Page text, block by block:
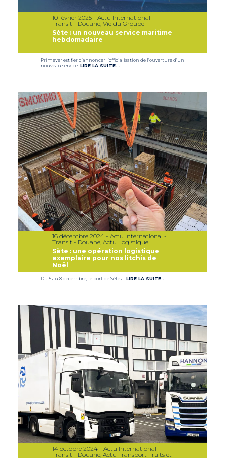
10 février 2025 - Actu International -
Transit - Douane, Vie du Groupe
Sète : un nouveau service maritime
hebdomadaire
Primever est fier d’annoncer l’officialisation de l’ouverture d’un
nouveau service…LIRE LA SUITE…
16 décembre 2024 - Actu International -
Transit - Douane, Actu Logistique
Sète : une opération logistique
exemplaire pour nos litchis de
Noël
Du 5 au 8 décembre, le port de Sète a…LIRE LA SUITE…
14 octobre 2024 - Actu International -
Transit - Douane, Actu Transport Fruits et